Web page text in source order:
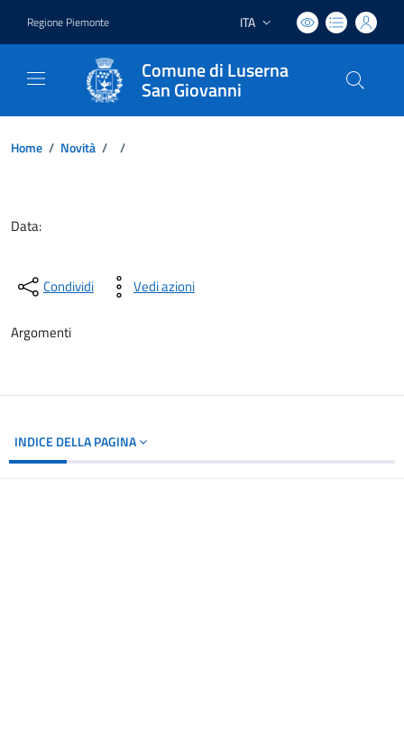
Regione Piemonte Lingua attiva:
ITA
Comune di Luserna
San Giovanni
Home / Novità / /
Data:
Condividi Vedi azioni
Argomenti
INDICE DELLA PAGINA